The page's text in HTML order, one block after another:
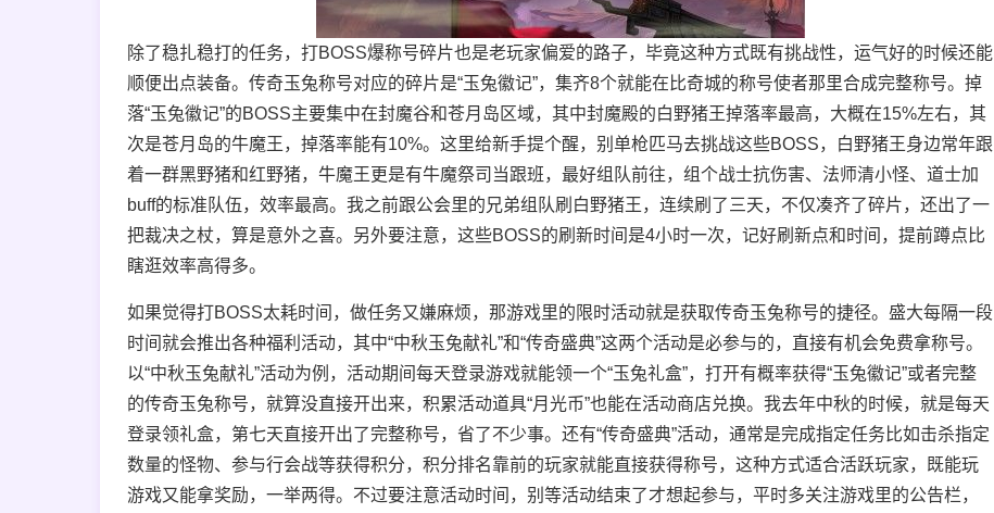
除了稳扎稳打的任务，打BOSS爆称号碎片也是老玩家偏爱的路子，毕竟这种方式既有挑战性，运气好的时候还能
顺便出点装备。传奇玉兔称号对应的碎片是“玉兔徽记”，集齐8个就能在比奇城的称号使者那里合成完整称号。掉
落“玉兔徽记”的BOSS主要集中在封魔谷和苍月岛区域，其中封魔殿的白野猪王掉落率最高，大概在15%左右，其
次是苍月岛的牛魔王，掉落率能有10%。这里给新手提个醒，别单枪匹马去挑战这些BOSS，白野猪王身边常年跟
着一群黑野猪和红野猪，牛魔王更是有牛魔祭司当跟班，最好组队前往，组个战士抗伤害、法师清小怪、道士加
buff的标准队伍，效率最高。我之前跟公会里的兄弟组队刷白野猪王，连续刷了三天，不仅凑齐了碎片，还出了一
把裁决之杖，算是意外之喜。另外要注意，这些BOSS的刷新时间是4小时一次，记好刷新点和时间，提前蹲点比
瞎逛效率高得多。
如果觉得打BOSS太耗时间，做任务又嫌麻烦，那游戏里的限时活动就是获取传奇玉兔称号的捷径。盛大每隔一段
时间就会推出各种福利活动，其中“中秋玉兔献礼”和“传奇盛典”这两个活动是必参与的，直接有机会免费拿称号。
以“中秋玉兔献礼”活动为例，活动期间每天登录游戏就能领一个“玉兔礼盒”，打开有概率获得“玉兔徽记”或者完整
的传奇玉兔称号，就算没直接开出来，积累活动道具“月光币”也能在活动商店兑换。我去年中秋的时候，就是每天
登录领礼盒，第七天直接开出了完整称号，省了不少事。还有“传奇盛典”活动，通常是完成指定任务比如击杀指定
数量的怪物、参与行会战等获得积分，积分排名靠前的玩家就能直接获得称号，这种方式适合活跃玩家，既能玩
游戏又能拿奖励，一举两得。不过要注意活动时间，别等活动结束了才想起参与，平时多关注游戏里的公告栏，